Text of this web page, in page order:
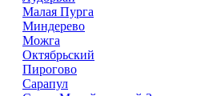
Малая Пурга
Миндерево
Можга
Октябрьский
Пирогово
Сарапул